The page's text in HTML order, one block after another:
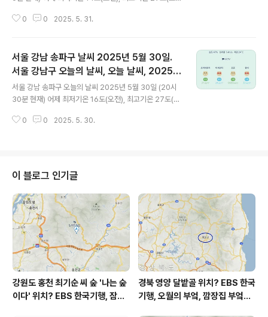
보다 1도 낮은 최저기온이고 어제보다 2도 낮은 최고기온
낮 16시 하루 중 최고기온입니다 * 눈비 올 확률은 위
이미지에서 시간별 기상 상태 참조 대기상황 공기질은
어제 초미세먼지 좋음 = 8 ㎍/m³ 미세먼지는 좋음 = 21
㎍/m³ 황사는 보통 = 32 ㎍/m³ 자외선 (오후) = 나쁨
오늘 초미세먼지 나쁨 = 41 ㎍/m³ 미세먼지는 보통 = 5
3 ㎍/m³ 황사는 보통 = 3..
0 0 2025. 5. 31.
서울 강남 송파구 날씨 2025년 5월 30일.
서울 강남구 오늘의 날씨, 오늘 날씨, 2025 0
530, 초미세먼지, 미세먼지, 황사, 자외선
서울 강남 송파구 오늘의 날씨 2025년 5월 30일 (20시
30분 현재) 어제 최저기온 16도(오전), 최고기온 27도(오
보다 1도 높은 최저기온이고 어제보다 2도 높은 최고기온
은 위 이미지에서 시간별 기상 상태 참조 대기상황
공기질은어제초미세먼지 보통 = 34 ㎍/m³ 미세먼지는
보통 = 51 ㎍/m³ 황사는 보통 = 35 ㎍/m³ 자외선 (오
후) = 보통 오늘 초미세먼지 보통 = 21 ㎍/m³ 미세먼지는
좋음 = 24 ㎍/m³ 황사는 ..
0 0 2025. 5. 30.
이 블로그 인기글
강원도 홍천 최기순 씨 숲 '나는 숲
이다' 위치? EBS 한국기행, 잠시
경북 영양 달밭골 위치? EBS 한국
기행, 오월의 부엌, 깜장집 부엌은